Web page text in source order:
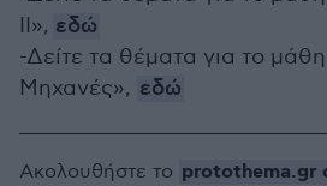
ΙΙ», εδώ
-Δείτε τα θέματα για το
Μηχανές», εδώ
Ακολουθήστε το protothema.gr